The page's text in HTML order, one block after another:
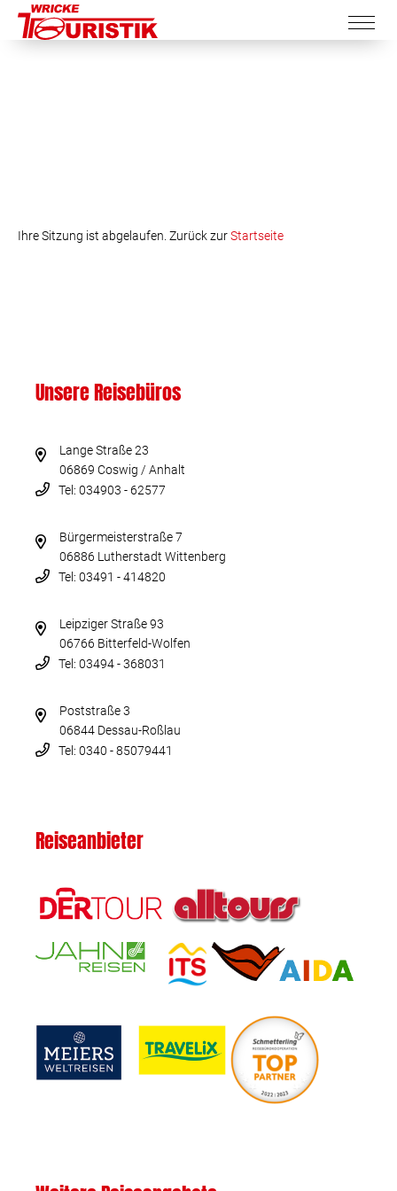
Ihre Sitzung ist abgelaufen. Zurück zurStartseite
Unsere Reisebüros
Lange Straße 23
06869 Coswig / Anhalt
Tel: 034903 - 62577
Bürgermeisterstraße 7
06886 Lutherstadt Wittenberg
Tel: 03491 - 414820
Leipziger Straße 93
06766 Bitterfeld-Wolfen
Tel: 03494 - 368031
Poststraße 3
06844 Dessau-Roßlau
Tel: 0340 - 85079441
Reiseanbieter